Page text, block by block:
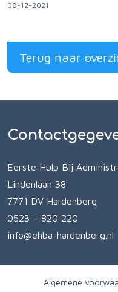
08-12-2021
Terug naar
Eerste Hulp Bij
Lindenlaan 38
7771 DV Hardenberg
0523 – 820 220
info@ehba-hardenberg.nl
Algemene